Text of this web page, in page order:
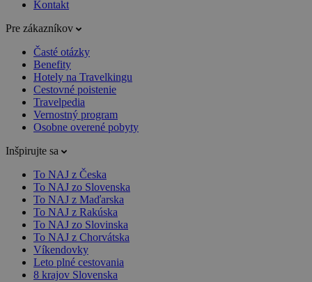
Kontakt
Pre zákazníkov
Časté otázky
Benefity
Hotely na Travelkingu
Cestovné poistenie
Travelpedia
Vernostný program
Osobne overené pobyty
Inšpirujte sa
To NAJ z Česka
To NAJ zo Slovenska
To NAJ z Maďarska
To NAJ z Rakúska
To NAJ zo Slovinska
To NAJ z Chorvátska
Víkendovky
Leto plné cestovania
8 krajov Slovenska